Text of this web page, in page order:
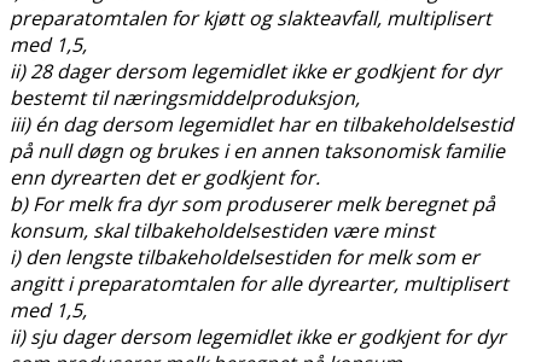
preparatomtalen for kjøtt og slakteavfall, multiplisert
med 1,5,
ii) 28 dager dersom legemidlet ikke er godkjent for dyr
bestemt til næringsmiddelproduksjon,
iii) én dag dersom legemidlet har en tilbakeholdelsestid
på null døgn og brukes i en annen taksonomisk familie
enn dyrearten det er godkjent for.
b) For melk fra dyr som produserer melk beregnet på
konsum, skal tilbakeholdelsestiden være minst
i) den lengste tilbakeholdelsestiden for melk som er
angitt i preparatomtalen for alle dyrearter, multiplisert
med 1,5,
ii) sju dager dersom legemidlet ikke er godkjent for dyr